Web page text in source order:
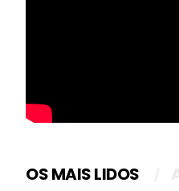
OS MAIS LIDOS